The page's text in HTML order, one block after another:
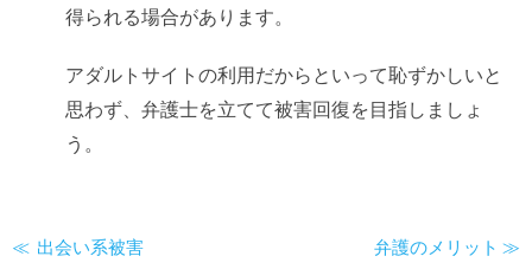
得られる場合があります。
アダルトサイトの利用だからといって恥ずかしいと
思わず、弁護士を立てて被害回復を目指しましょ
う。
出会い系被害 弁護のメリット